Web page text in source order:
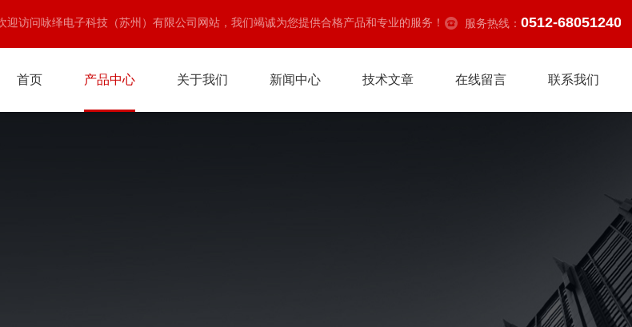
迎访问咏绎电子科技（苏州）有限公司网站，我们竭诚为您提供合格产品和专业的服务！ 服务热线： 0512-68051240
首页 产品中心 关于我们 新闻中心 技术文章 在线留言 联系我们